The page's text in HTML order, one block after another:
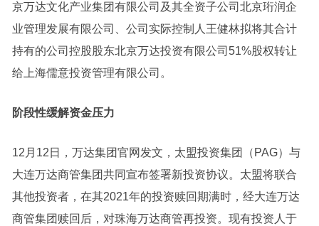
京万达文化产业集团有限公司及其全资子公司北京珩润企
业管理发展有限公司、公司实际控制人王健林拟将其合计
持有的公司控股股东北京万达投资有限公司51%股权转让
给上海儒意投资管理有限公司。
阶段性缓解资金压力
12月12日，万达集团官网发文，太盟投资集团（PAG）与
大连万达商管集团共同宣布签署新投资协议。太盟将联合
其他投资者，在其2021年的投资赎回期满时，经大连万达
商管集团赎回后，对珠海万达商管再投资。现有投资人于